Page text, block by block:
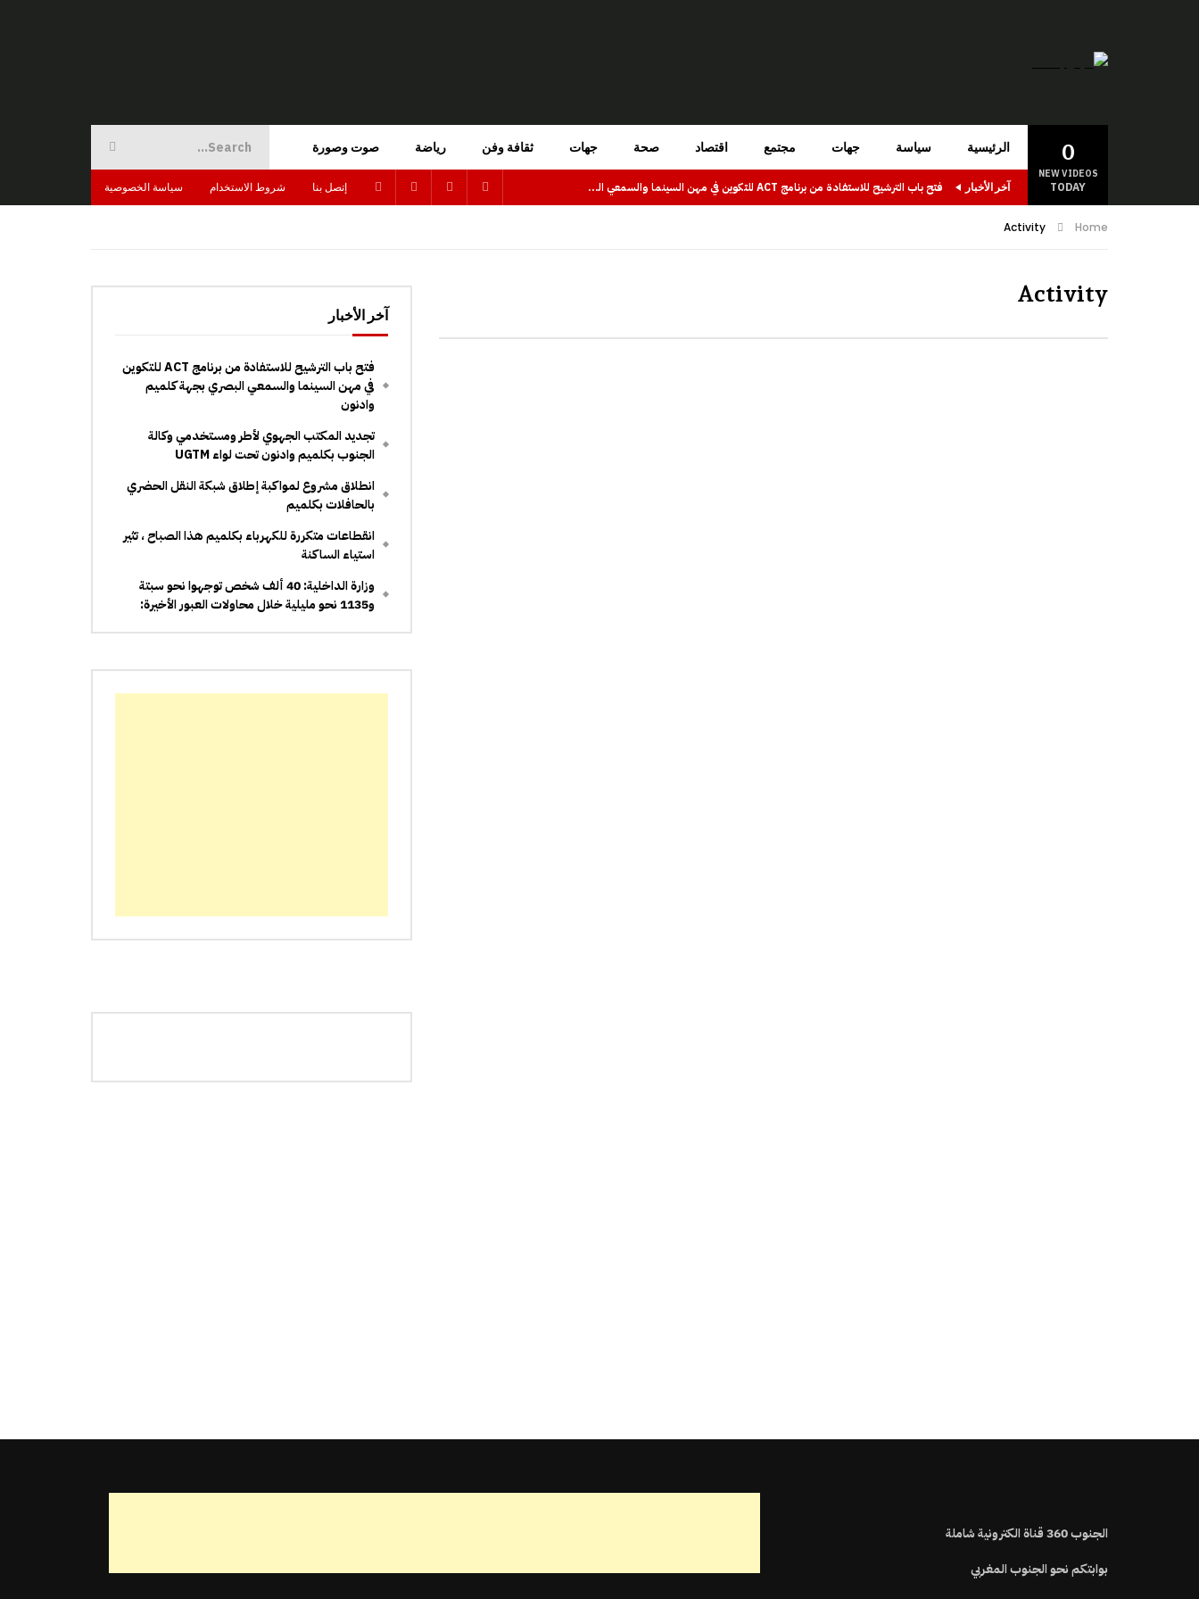
0
NEW VIDEOS
TODAY
الرئيسية سياسة جهات مجتمع اقتصاد صحة جهات ثقافة وفن رياضة صوت وصورة
آخر الأخبار فتح باب الترشيح للاستفادة من برنامج ACT للتكوين في مهن السينما والسمعي البصري بجهة كلميم وادنون إتصل بنا شروط الاستخدام سياسة الخصوصية
Home
Activity
Activity
آخر الأخبار
فتح باب الترشيح للاستفادة من برنامج ACT للتكوين
في مهن السينما والسمعي البصري بجهة كلميم
وادنون
تجديد المكتب الجهوي لأطر ومستخدمي وكالة
الجنوب بكلميم وادنون تحت لواء UGTM
انطلاق مشروع لمواكبة إطلاق شبكة النقل الحضري
بالحافلات بكلميم
انقطاعات متكررة للكهرباء بكلميم هذا الصباح ، تثير
استياء الساكنة
وزارة الداخلية: 40 ألف شخص توجهوا نحو سبتة
و1135 نحو مليلية خلال محاولات العبور الأخيرة:
الجنوب360قناة الكترونية شاملة
بوابتكم نحو الجنوب المغربي